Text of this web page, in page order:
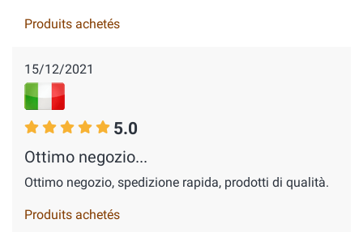
Produits achetés
15/12/2021
5.0
Ottimo negozio...
Ottimo negozio, spedizione rapida, prodotti di qualità.
Produits achetés